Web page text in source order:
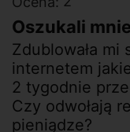
Oszukali
Zdublowała mi
internetem
2 tygodnie
Czy odwołają
pieniądze?